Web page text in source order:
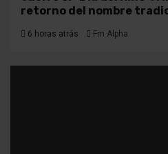
retorno del nombre
6 horas atrás Fm Alpha